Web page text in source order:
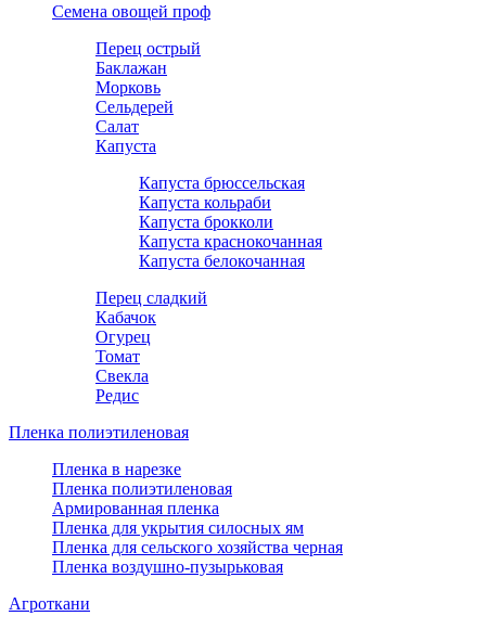
Семена овощей проф
Перец острый
Баклажан
Морковь
Сельдерей
Салат
Капуста
Капуста брюссельская
Капуста кольраби
Капуста брокколи
Капуста краснокочанная
Капуста белокочанная
Перец сладкий
Кабачок
Огурец
Томат
Свекла
Редис
Пленка полиэтиленовая
Пленка в нарезке
Пленка полиэтиленовая
Армированная пленка
Пленка для укрытия силосных ям
Пленка для сельского хозяйства черная
Пленка воздушно-пузырьковая
Агроткани